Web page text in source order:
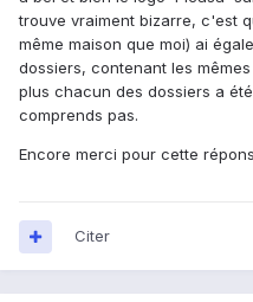
trouve vraiment bizarre, c'est
même maison que moi) ai
dossiers, contenant les
plus chacun des dossiers a
comprends pas.
Encore merci pour cette
Citer